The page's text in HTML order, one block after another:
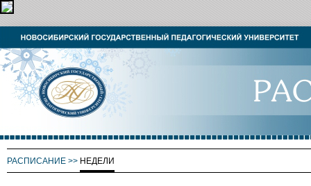
РАСПИСАНИЕ >> НЕДЕЛИ